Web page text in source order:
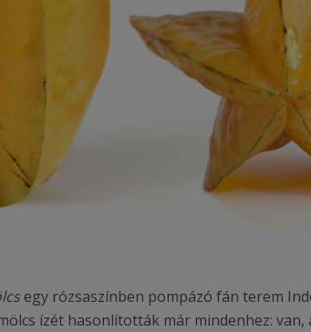
egy rózsaszínben pompázó fán terem
ízét hasonlították már mindenhez: van,